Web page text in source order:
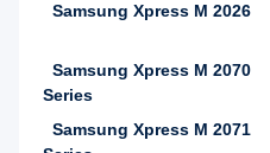
Samsung Xpress M 2026
Samsung Xpress M 2070
Series
Samsung Xpress M 2071